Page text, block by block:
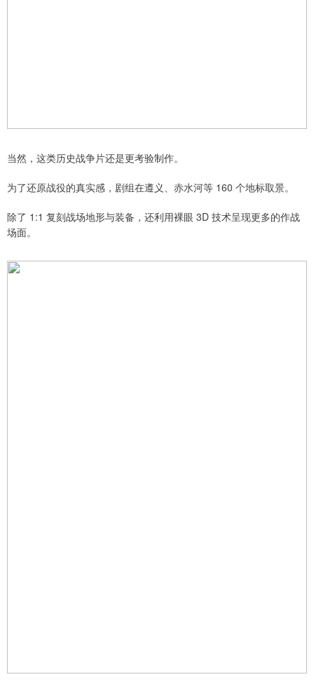
当然，这类历史战争片还是更考验制作。
为了还原战役的真实感，剧组在遵义、赤水河等 160 个地标取景。
除了 1:1 复刻战场地形与装备，还利用裸眼 3D 技术呈现更多的作战
场面。